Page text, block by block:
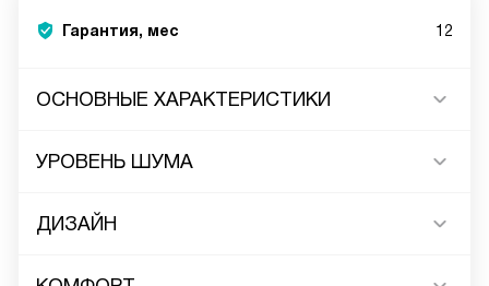
Гарантия, мес 12
ОСНОВНЫЕ ХАРАКТЕРИСТИКИ
УРОВЕНЬ ШУМА
ДИЗАЙН